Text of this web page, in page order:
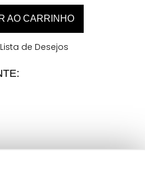
AO CARRINHO
de Desejos